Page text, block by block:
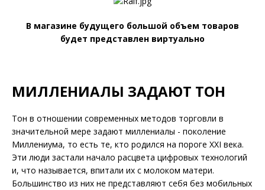
В магазине будущего большой объем товаров
будет представлен виртуально
МИЛЛЕНИАЛЫ ЗАДАЮТ ТОН
Тон в отношении современных методов торговли в
значительной мере задают миллениалы - поколение
Миллениума, то есть те, кто родился на пороге XXI века.
Эти люди застали начало расцвета цифровых технологий
и, что называется, впитали их с молоком матери.
Большинство из них не представляют себя без мобильных